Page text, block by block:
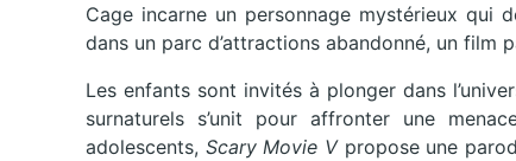
Cage incarne un personnage mystérieux qui
dans un parc d’attractions abandonné, un film
Les enfants sont invités à plonger dans
surnaturels s’unit pour affronter une
adolescents, Scary Movie Vpropose une